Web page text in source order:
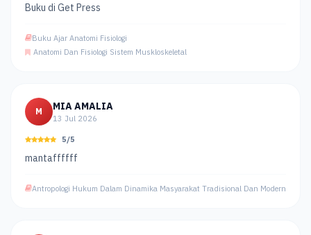
Buku di Get Press
Buku Ajar Anatomi Fisiologi
Anatomi Dan Fisiologi Sistem Muskloskeletal
M MIA AMALIA
13 Jul 2026
5/5
mantaffffff
Antropologi Hukum Dalam Dinamika Masyarakat Tradisional Dan Modern